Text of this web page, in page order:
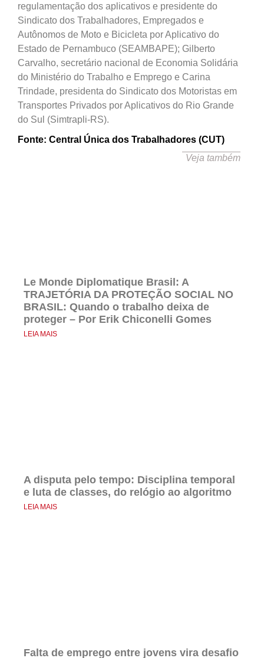
regulamentação dos aplicativos e presidente do
Sindicato dos Trabalhadores, Empregados e
Autônomos de Moto e Bicicleta por Aplicativo do
Estado de Pernambuco (SEAMBAPE); Gilberto
Carvalho, secretário nacional de Economia Solidária
do Ministério do Trabalho e Emprego e Carina
Trindade, presidenta do Sindicato dos Motoristas em
Transportes Privados por Aplicativos do Rio Grande
do Sul (Simtrapli-RS).
Fonte: Central Única dos Trabalhadores (CUT)
Veja também
Le Monde Diplomatique Brasil: A
TRAJETÓRIA DA PROTEÇÃO SOCIAL NO
BRASIL: Quando o trabalho deixa de
proteger – Por Erik Chiconelli Gomes
LEIA MAIS
A disputa pelo tempo: Disciplina temporal
e luta de classes, do relógio ao algoritmo
LEIA MAIS
Falta de emprego entre jovens vira desafio